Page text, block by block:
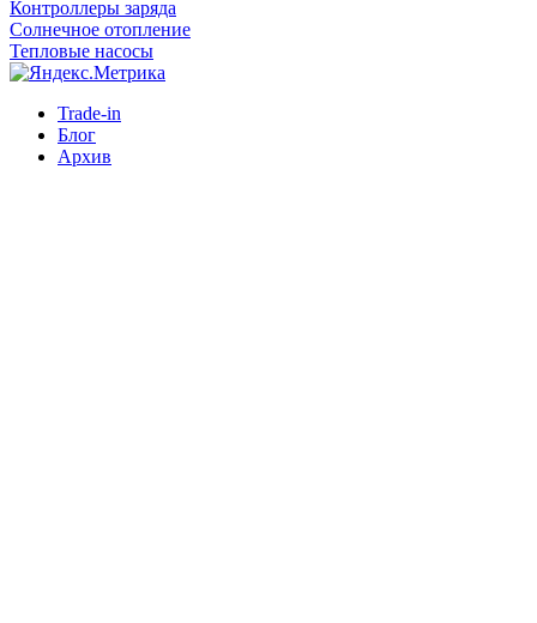
Контроллеры заряда
Солнечное отопление
Тепловые насосы
Trade-in
Блог
Архив